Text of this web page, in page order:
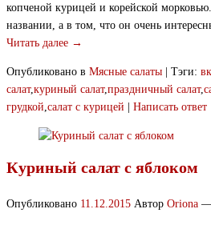
копченой курицей и корейской
названии, а в том, что он очень
Читать далее →
Опубликовано в Мясные салаты Тэги:
салат, куриный салат, праздничный салат,
грудкой салат с курицей Написать ответ
Куриный салат с яблоком
Опубликовано 11.12.2015 Автор Oriona